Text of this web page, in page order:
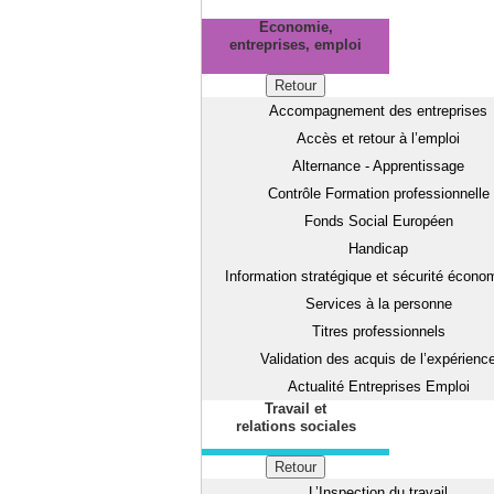
Economie,
entreprises, emploi
Retour
Accompagnement des entreprises
Accès et retour à l’emploi
Alternance - Apprentissage
Contrôle Formation professionnelle
Fonds Social Européen
Handicap
Information stratégique et sécurité
Services à la personne
Titres professionnels
Validation des acquis de
Actualité Entreprises Emploi
Travail et
relations sociales
Retour